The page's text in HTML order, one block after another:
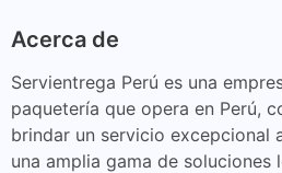
Acerca de
Servientrega Perú es una
paquetería que opera en Perú,
brindar un servicio excepcional
una amplia gama de soluciones